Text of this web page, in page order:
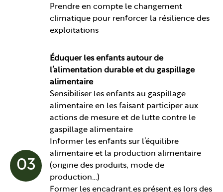
Prendre en compte le changement
climatique pour renforcer la résilience des
exploitations
03
Éduquer les enfants autour de
l’alimentation durable et du gaspillage
alimentaire
Sensibiliser les enfants au gaspillage
alimentaire en les faisant participer aux
actions de mesure et de lutte contre le
gaspillage alimentaire
Informer les enfants sur l’équilibre
alimentaire et la production alimentaire
(origine des produits, mode de
production…)
Former les encadrant.es présent.es lors des